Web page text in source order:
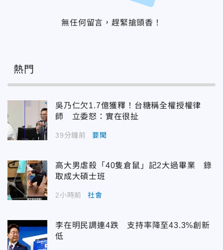
無任何留言，趕緊搶頭香！
熱門
吳乃仁欠1.7億獲釋！台糖稱全權授權律
師 立委怒：實在很扯
39分鐘前 要聞
高大男虐殺「40隻倉鼠」記2大過畢業 錄
取成大碩士班
2小時前 社會
李在明民調連4跌 支持率降至43.3%創新
低